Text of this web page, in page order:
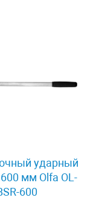
ударный
мм Olfa OL-
600